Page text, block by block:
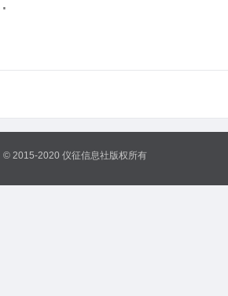
© 2015-2020 仪征信息社版权所有